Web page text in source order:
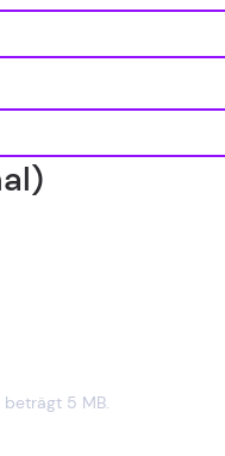
5 MB.